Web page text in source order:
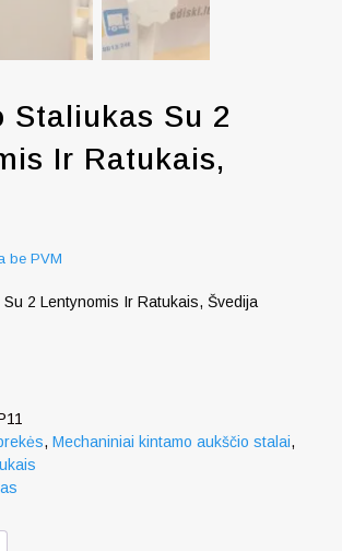
Staliukas Su 2
Ir Ratukais,
be PVM
2 Lentynomis Ir Ratukais, Švedija
, Mechaniniai kintamo aukščio stalai,